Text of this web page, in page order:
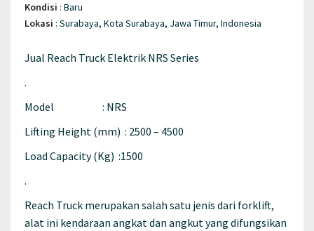
Kondisi : Baru
Lokasi : Surabaya, Kota Surabaya, Jawa Timur, Indonesia
Jual Reach Truck Elektrik NRS Series
.
Model : NRS
Lifting Height (mm) : 2500 – 4500
Load Capacity (Kg) :1500
.
Reach Truck merupakan salah satu jenis dari forklift,
alat ini kendaraan angkat dan angkut yang difungsikan